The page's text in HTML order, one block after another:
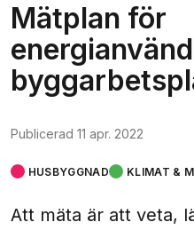
Mätplan för
Publicerad 11 apr. 2022
HUSBYGGNAD KLIMAT &
Att mäta är att veta,